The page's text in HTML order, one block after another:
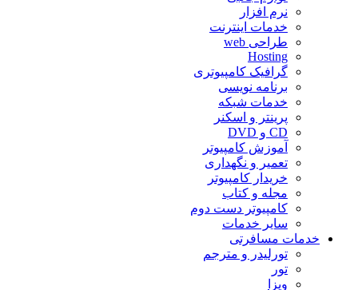
نرم افزار
خدمات اینترنت
طراحی web
Hosting
گرافیک کامپیوتری
برنامه نویسی
خدمات شبکه
پرینتر و اسکنر
CD و DVD
آموزش کامپیوتر
تعمیر و نگهداری
خریدار کامپیوتر
مجله و کتاب
کامپیوتر دست دوم
سایر خدمات
خدمات مسافرتی
تورلیدر و مترجم
تور
ویزا